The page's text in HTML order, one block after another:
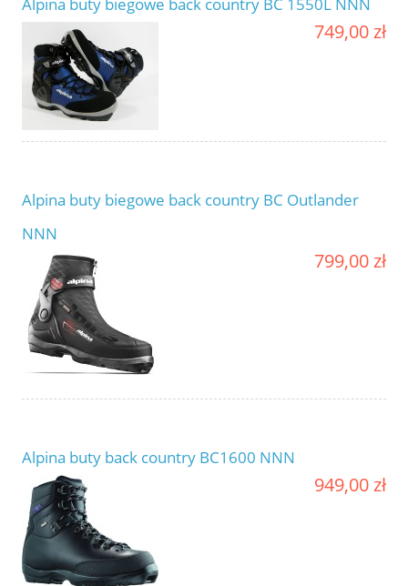
749,00 zł
Alpina buty biegowe back country BC Outlander
NNN
799,00 zł
Alpina buty back country BC1600 NNN
949,00 zł